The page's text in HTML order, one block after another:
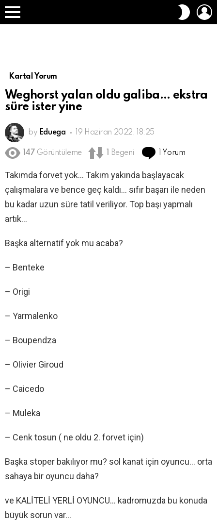
Menü
DIŞ
Kartal Yorum
Weghorst yalan oldu galiba… ekstra
süre ister yine
by Eduega 19 Haziran 2022, 18:25
147 Görüntüleme Begeni 1 Yorum
Takımda forvet yok… Takım yakında başlayacak
çalışmalara ve bence geç kaldı… sıfır başarı ile neden
bu kadar uzun süre tatil veriliyor. Top başı yapmalı
artık…
Başka alternatif yok mu acaba?
– Benteke
– Origi
– Yarmalenko
– Boupendza
– Olivier Giroud
– Caicedo
– Muleka
– Cenk tosun ( ne oldu 2. forvet için)
Başka stoper bakılıyor mu? sol kanat için oyuncu… orta
sahaya bir oyuncu daha?
ve KALİTELİ YERLİ OYUNCU… kadromuzda bu konuda
büyük sorun var…